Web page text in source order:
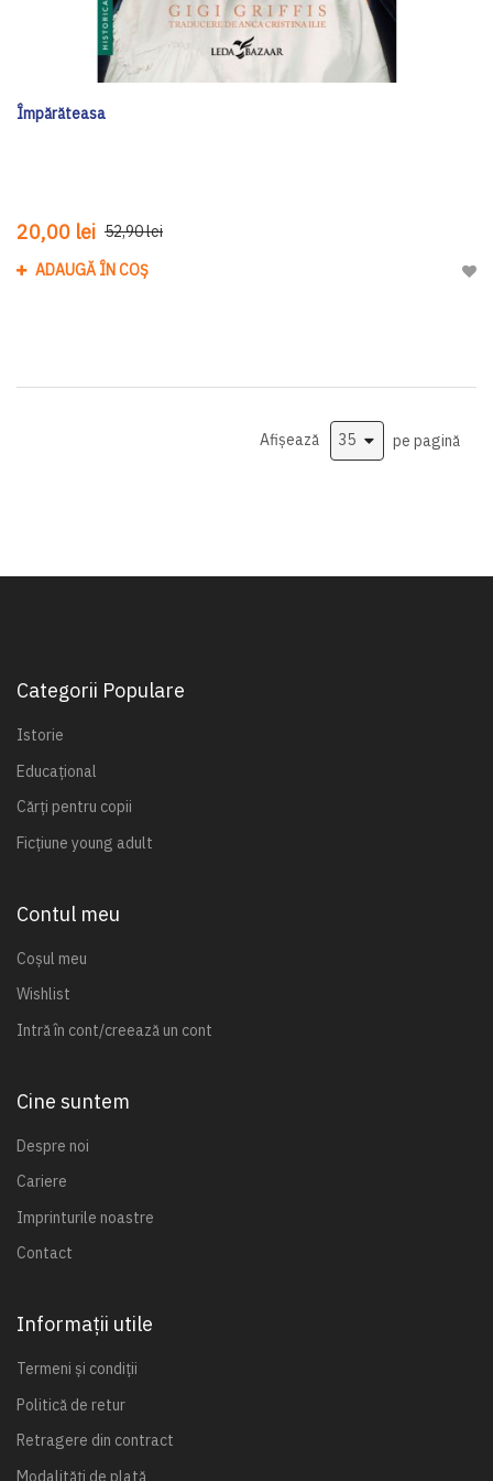
Împărăteasa
20,00 lei 52,90 lei
ADAUGĂ ÎN COȘ
Afișează pe pagină
Categorii Populare
Istorie
Educațional
Cărți pentru copii
Ficțiune young adult
Contul meu
Coșul meu
Wishlist
Intră în cont/creează un cont
Cine suntem
Despre noi
Cariere
Imprinturile noastre
Contact
Informații utile
Termeni și condiții
Politică de retur
Retragere din contract
Modalități de plată